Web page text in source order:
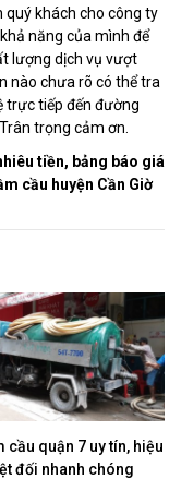
khách cho công ty
năng của mình để
lượng dịch vụ vượt
nào chưa rõ có thể tra
trực tiếp đến đường
. Trân trọng cảm ơn.
tiền, bảng báo giá
cầu huyện Cần Giờ
cầu quận 7 uy tín, hiệu
đối nhanh chóng